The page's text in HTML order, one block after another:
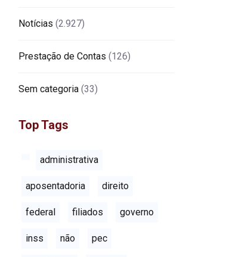
Notícias (2.927)
Prestação de Contas (126)
Sem categoria (33)
Top Tags
administrativa
aposentadoria direito
federal filiados governo
inss não pec